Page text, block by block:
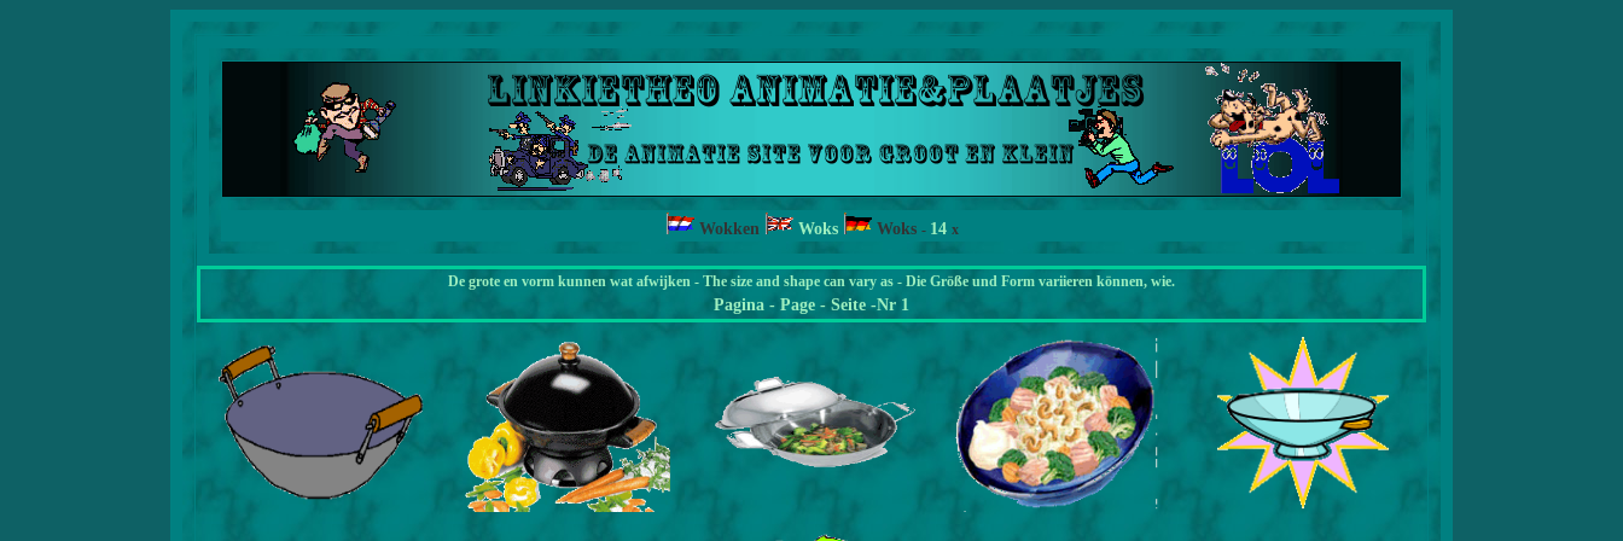
Wokken Woks Woks - 14 x
De grote en vorm kunnen wat afwijken - The size and shape can vary as - Die Größe und Form variieren können, wie.
Pagina - Page - Seite -Nr 1